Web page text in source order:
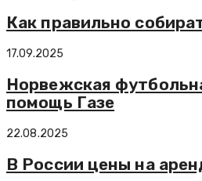
Как правильно
17.09.2025
Норвежская
помощь Газе
22.08.2025
В России цены на